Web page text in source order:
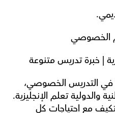
الخصوصي
| خبرة تدريس متنوعة